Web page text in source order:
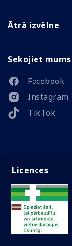
Ātrā izvēlne
Sekojiet mums
Facebook
Instagram
TikTok
Licences